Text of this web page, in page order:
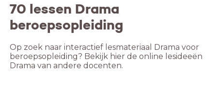
70 lessen Drama
beroepsopleiding
Op zoek naar interactief lesmateriaal Drama voor
beroepsopleiding? Bekijk hier de online lesideeën
Drama van andere docenten.